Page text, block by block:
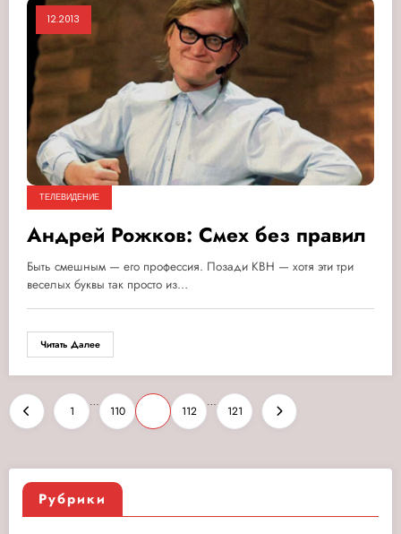
12.2013
ТЕЛЕВИДЕНИЕ
Андрей Рожков: Смех без правил
Быть смешным — его профессия. Позади КВН — хотя эти три
веселых буквы так просто из…
Читать Далее
Пагинация
записей
1
…
110 112
…
121
Рубрики